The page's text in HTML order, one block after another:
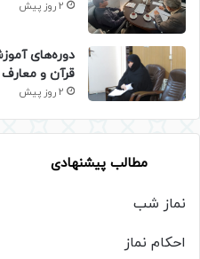
2 روز پیش
دوره‌های
قرآن و معارف
2 روز پیش
مطالب پیشنهادی
نماز شب
احکام نماز